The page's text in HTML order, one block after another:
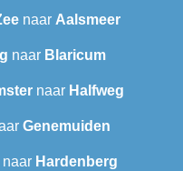
naar Aalsmeer
naar Blaricum
naar Halfweg
Genemuiden
naar Hardenberg